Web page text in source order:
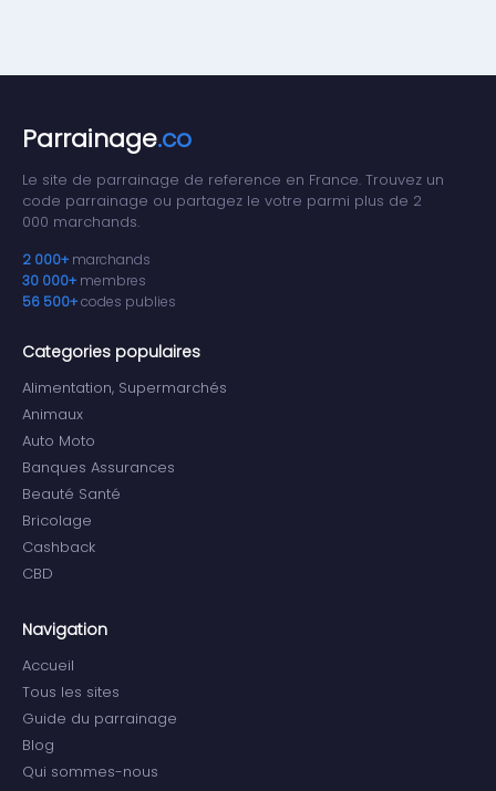
Parrainage.co
Le site de parrainage de reference en France. Trouvez un
code parrainage ou partagez le votre parmi plus de 2
000 marchands.
2 000+ marchands
30 000+ membres
56 500+codes publies
Categories populaires
Alimentation, Supermarchés
Animaux
Auto Moto
Banques Assurances
Beauté Santé
Bricolage
Cashback
CBD
Navigation
Accueil
Tous les sites
Guide du parrainage
Blog
Qui sommes-nous